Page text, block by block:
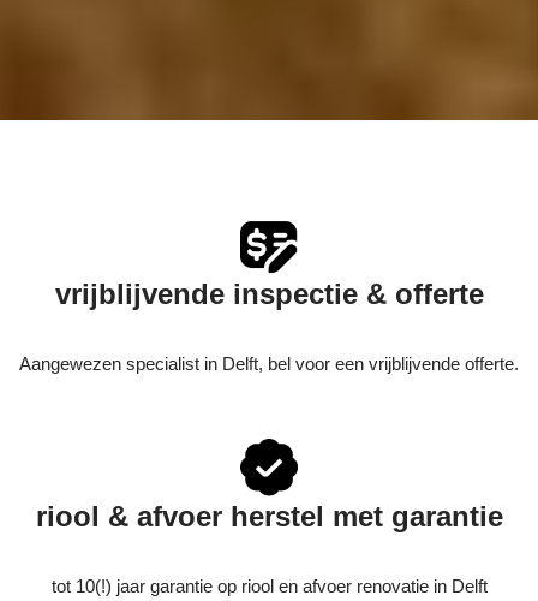
vrijblijvende inspectie & offerte
Aangewezen specialist in Delft, bel voor een vrijblijvende offerte.
riool & afvoer herstel met garantie
tot 10(!) jaar garantie op riool en afvoer renovatie in Delft